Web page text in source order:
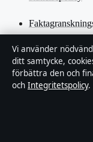
Ägande &
Integritetspolicy
Vi använder
ditt samtycke,
förbättra den och
och Integritetspolicy.